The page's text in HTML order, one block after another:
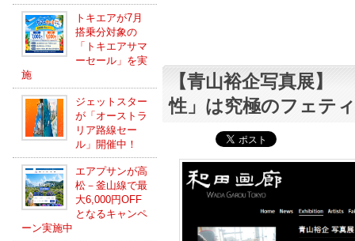
トキエアが7月
搭乗分対象の
「トキエアサマ
ーセール」を実
施
ジェットスター
が「オーストラ
リア路線セー
ル」開催中！
エアプサンが高
松－釜山線で最
大6,000円OFF
となるキャンペ
ーン実施中
【青山裕企写真展】
性」は究極のフェテ